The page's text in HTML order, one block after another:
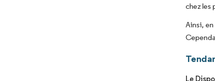
chez les
Ainsi,
Le